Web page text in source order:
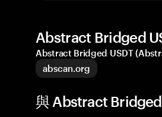
Abstract Bridged
Abstract Bridged USDT
abscan.org
與 Abstract Bridged